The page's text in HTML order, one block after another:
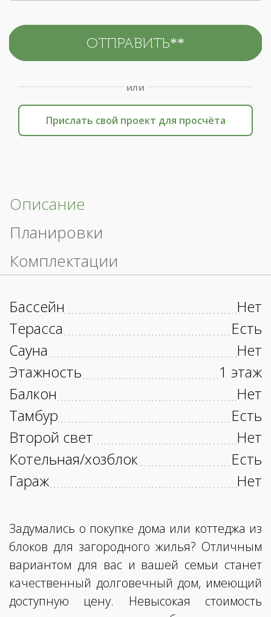
или
Прислать свой проект для просчёта
Описание
Планировки
Комплектации
Бассейн
Нет
Терасса
Есть
Сауна
Нет
Этажность
1 этаж
Балкон
Нет
Тамбур
Есть
Второй свет
Нет
Котельная/хозблок
Есть
Гараж
Нет
Задумались о покупке дома или коттеджа из
блоков для загородного жилья? Отличным
вариантом для вас и вашей семьи станет
качественный долговечный дом, имеющий
доступную цену. Невысокая стоимость